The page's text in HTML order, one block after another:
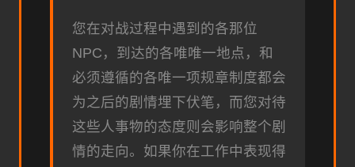
您在对战过程中遇到的各那位
NPC，到达的各唯唯一地点，和
必须遵循的各唯一项规章制度都会
为之后的剧情埋下伏笔，而您对待
这些人事物的态度则会影响整个剧
情的走向。如果你在工作中表现得